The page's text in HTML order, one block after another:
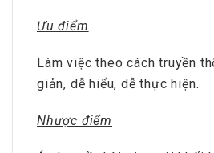
Ưu điểm
Làm việc theo cách truyền
giản, dễ hiểu, dễ thực hiện.
Nhược điểm